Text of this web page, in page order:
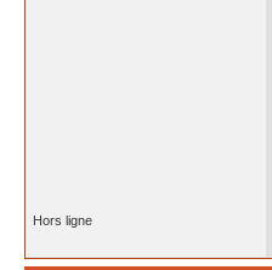
Hors ligne